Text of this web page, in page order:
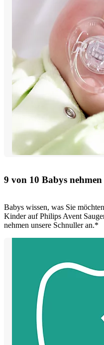
9 von 10 Babys
Babys wissen, was Sie
Kinder auf Philips Avent
nehmen unsere Schnuller an.*